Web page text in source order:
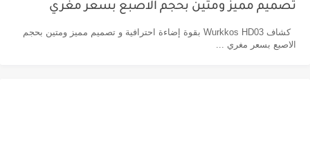
تصميم مميز ومتين بحجم الاصبع بسعر مغري
كشاف Wurkkos HD03 بقوة إضاءة احترافية و تصميم مميز ومتين بحجم
الاصبع بسعر مغري ...